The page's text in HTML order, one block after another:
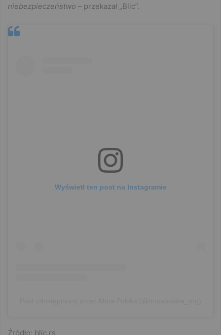
niebezpieczeństwo – przekazał „Blic”.
Wyświetl ten post na Instagramie
Źródło: blic.rs